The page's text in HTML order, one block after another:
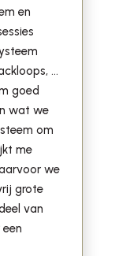
en
...
goed
wat we
om
me
we
grote
van